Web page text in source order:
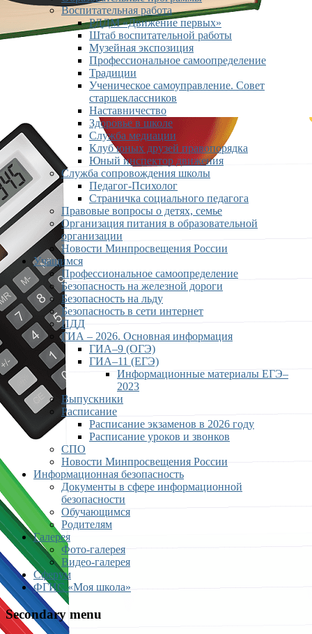
Воспитательная работа
РДДМ «Движение первых»
Штаб воспитательной работы
Музейная экспозиция
Профессиональное самоопределение
Традиции
Ученическое самоуправление. Совет
старшеклассников
Наставничество
Здоровье в школе
Служба медиации
Клуб юных друзей правопорядка
Юный инспектор движения
Служба сопровождения школы
Педагог-Психолог
Страничка социального педагога
Правовые вопросы о детях, семье
Организация питания в образовательной
организации
Новости Минпросвещения России
Учащимся
Профессиональное самоопределение
Безопасность на железной дороги
Безопасность на льду
Безопасность в сети интернет
ПДД
ГИА – 2026. Основная информация
ГИА–9 (ОГЭ)
ГИА–11 (ЕГЭ)
Информационные материалы ЕГЭ–
2023
Выпускники
Расписание
Расписание экзаменов в 2026 году
Расписание уроков и звонков
СПО
Новости Минпросвещения России
Информационная безопасность
Документы в сфере информационной
безопасности
Обучающимся
Родителям
Галерея
Фото-галерея
Видео-галерея
Сферум
ФГИС «Моя школа»
Secondary menu